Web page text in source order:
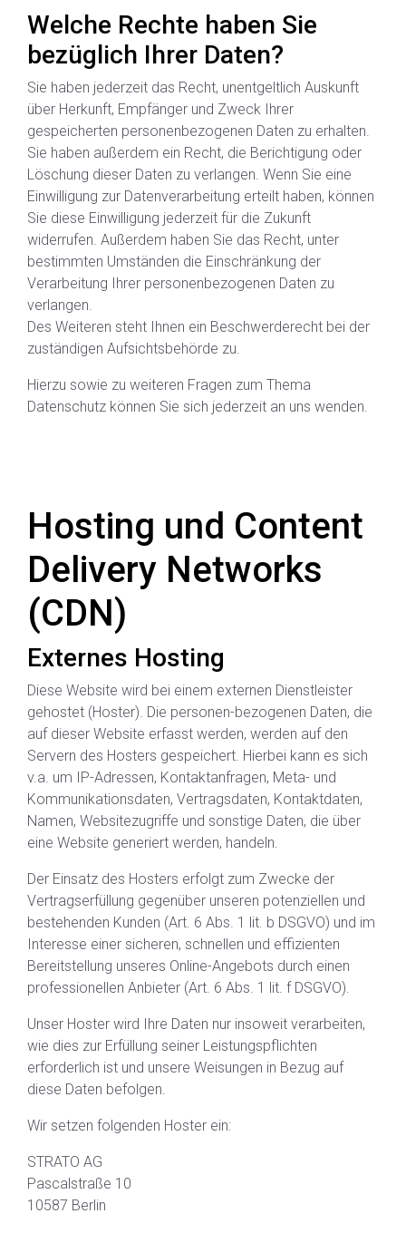
Welche Rechte haben Sie
bezüglich Ihrer Daten?
Sie haben jederzeit das Recht, unentgeltlich Auskunft
über Herkunft, Empfänger und Zweck Ihrer
gespeicherten personenbezogenen Daten zu erhalten.
Sie haben außerdem ein Recht, die Berichtigung oder
Löschung dieser Daten zu verlangen. Wenn Sie eine
Einwilligung zur Datenverarbeitung erteilt haben, können
Sie diese Einwilligung jederzeit für die Zukunft
widerrufen. Außerdem haben Sie das Recht, unter
bestimmten Umständen die Einschränkung der
Verarbeitung Ihrer personenbezogenen Daten zu
verlangen.
Des Weiteren steht Ihnen ein Beschwerderecht bei der
zuständigen Aufsichtsbehörde zu.
Hierzu sowie zu weiteren Fragen zum Thema
Datenschutz können Sie sich jederzeit an uns wenden.
Hosting und Content
Delivery Networks
(CDN)
Externes Hosting
Diese Website wird bei einem externen Dienstleister
gehostet (Hoster). Die personen-bezogenen Daten, die
auf dieser Website erfasst werden, werden auf den
Servern des Hosters gespeichert. Hierbei kann es sich
v.a. um IP-Adressen, Kontaktanfragen, Meta- und
Kommunikationsdaten, Vertragsdaten, Kontaktdaten,
Namen, Websitezugriffe und sonstige Daten, die über
eine Website generiert werden, handeln.
Der Einsatz des Hosters erfolgt zum Zwecke der
Vertragserfüllung gegenüber unseren potenziellen und
bestehenden Kunden (Art. 6 Abs. 1 lit. b DSGVO) und im
Interesse einer sicheren, schnellen und effizienten
Bereitstellung unseres Online-Angebots durch einen
professionellen Anbieter (Art. 6 Abs. 1 lit. f DSGVO).
Unser Hoster wird Ihre Daten nur insoweit verarbeiten,
wie dies zur Erfüllung seiner Leistungspflichten
erforderlich ist und unsere Weisungen in Bezug auf
diese Daten befolgen.
Wir setzen folgenden Hoster ein:
STRATO AG
Pascalstraße 10
10587 Berlin